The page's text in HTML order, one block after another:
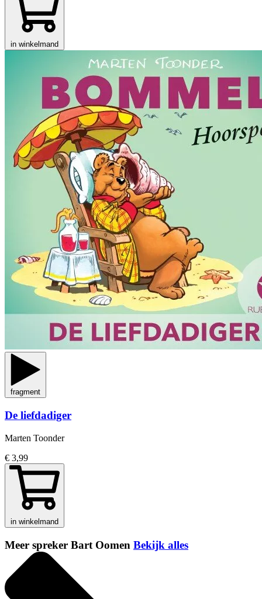
in winkelmand
fragment
De liefdadiger
Marten Toonder
€ 3,99
in winkelmand
Meer spreker Bart Oomen Bekijk alles